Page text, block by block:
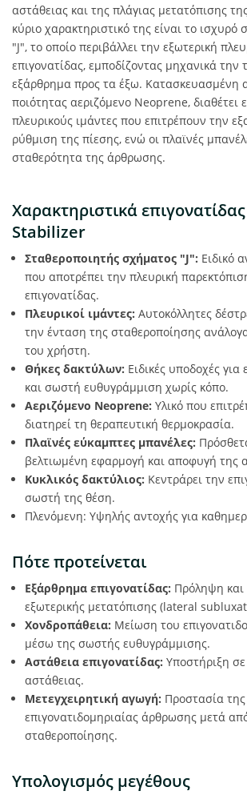
αστάθειας και της πλάγιας μετατόπισης
κύριο χαρακτηριστικό της είναι το
"J", το οποίο περιβάλλει την εξωτερική
επιγονατίδας, εμποδίζοντας μηχανικά την
εξάρθρημα προς τα έξω. Κατασκευασμένη
ποιότητας αεριζόμενο Neoprene, διαθέτει
πλευρικούς ιμάντες που επιτρέπουν την
ρύθμιση της πίεσης, ενώ οι πλαϊνές
σταθερότητα της άρθρωσης.
Χαρακτηριστικά
Stabilizer
Σταθεροποιητής σχήματος "J": Ειδικό
που αποτρέπει την πλευρική
επιγονατίδας.
Πλευρικοί ιμάντες: Αυτοκόλλητες
την ένταση της σταθεροποίησης
του χρήστη.
Θήκες δακτύλων: Ειδικές υποδοχές
και σωστή ευθυγράμμιση χωρίς κόπο.
Αεριζόμενο Neoprene: Υλικό που
διατηρεί τη θεραπευτική θερμοκρασία.
Πλαϊνές εύκαμπτες μπανέλες:
βελτιωμένη εφαρμογή και αποφυγή της
Κυκλικός δακτύλιος: Κεντράρει την
σωστή της θέση.
Πλενόμενη: Υψηλής αντοχής για
Πότε προτείνεται
Εξάρθρημα επιγονατίδας: Πρόληψη και
εξωτερικής μετατόπισης (lateral
Χονδροπάθεια: Μείωση του
μέσω της σωστής ευθυγράμμισης.
Αστάθεια επιγονατίδας: Υποστήριξη
αστάθειας.
Μετεγχειρητική αγωγή: Προστασία της
επιγονατιδομηριαίας άρθρωσης μετά
σταθεροποίησης.
Υπολογισμός μεγέθους